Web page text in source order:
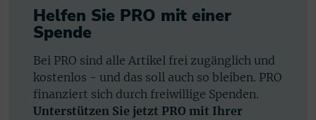
Helfen Sie PRO mit einer
Spende
Bei PRO sind alle Artikel frei zugänglich und
kostenlos - und das soll auch so bleiben. PRO
finanziert sich durch freiwillige Spenden.
Unterstützen Sie jetzt PRO mit Ihrer